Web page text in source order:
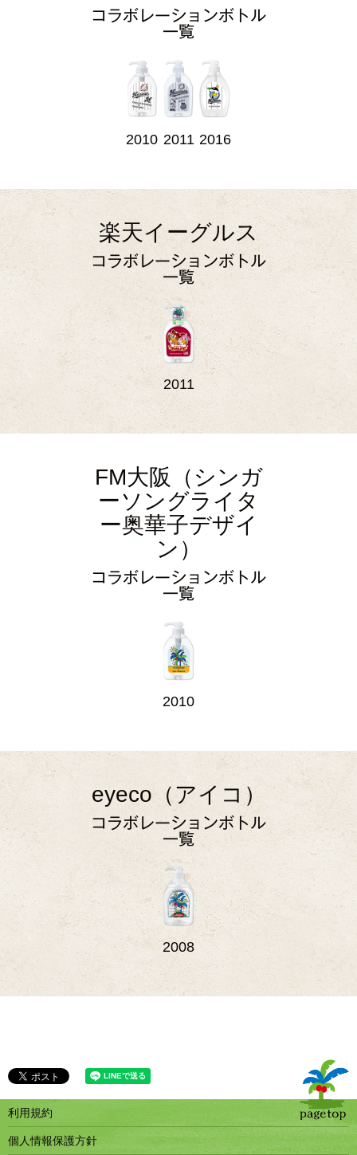
コラボレーションボトル
一覧
2010 2011 2016
楽天イーグルス
コラボレーションボトル
一覧
2011
FM大阪（シンガ
ーソングライタ
ー奥華子デザイ
ン）
コラボレーションボトル
一覧
2010
eyeco（アイコ）
コラボレーションボトル
一覧
2008
利用規約
個人情報保護方針